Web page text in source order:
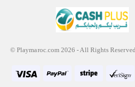
© Playmaroc.com 2026 - All Rights Reserved